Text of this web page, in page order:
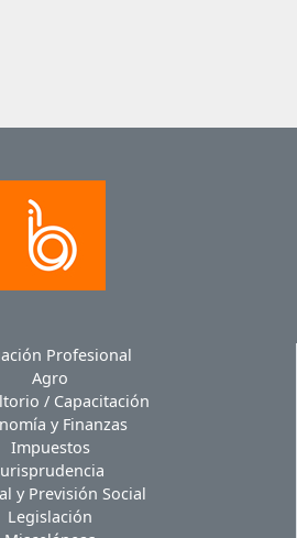
Profesional
Agro
/ Capacitación
y Finanzas
Impuestos
y Previsión Social
Legislación